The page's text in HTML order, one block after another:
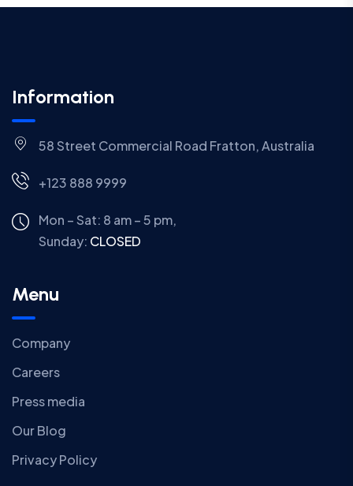
Information
58 Street Commercial Road Fratton, Australia
+123 888 9999
Mon – Sat: 8 am – 5 pm,
Sunday: CLOSED
Menu
Company
Careers
Press media
Our Blog
Privacy Policy